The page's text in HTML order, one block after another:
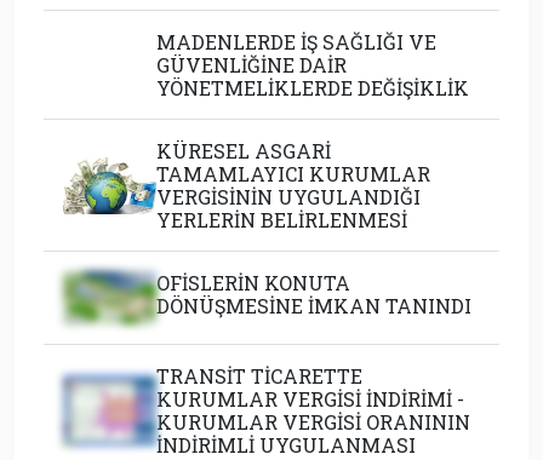
KÜRESEL ASGARİ
TAMAMLAYICI KURUMLAR
VERGİSİNİN UYGULANDIĞI
OFİSLERİN KONUTA
DÖNÜŞMESİNE İMKAN TANINDI
KURUMLAR VERGİSİ İNDİRİMİ -
KURUMLAR VERGİSİ ORANININ
BAZI VARLIKLARIN EKONOMİYE
KAZANDIRILMASI HAKKINDA
GENEL TEBLİĞ